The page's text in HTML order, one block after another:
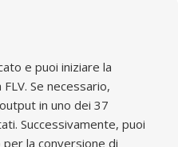
e puoi iniziare la
Se necessario,
in uno dei 37
Successivamente, puoi
la conversione di